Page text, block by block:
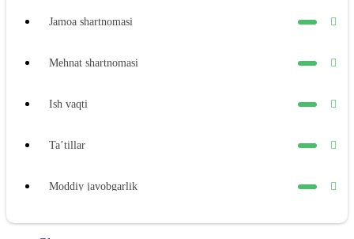
Jamoa shartnomasi
Mehnat shartnomasi
Ish vaqti
Ta’tillar
Moddiy javobgarlik
Xodimning moddiy javobgarligi